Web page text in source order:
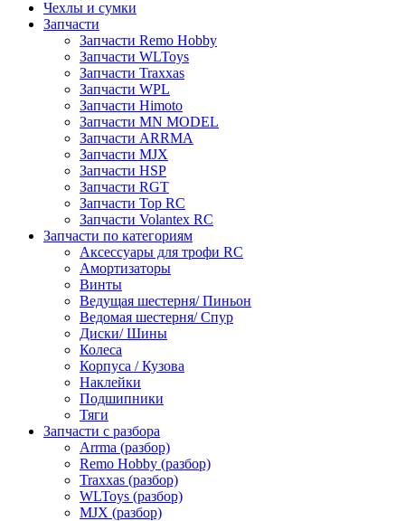
Чехлы и сумки
Запчасти
Запчасти Remo Hobby
Запчасти WLToys
Запчасти Traxxas
Запчасти WPL
Запчасти Himoto
Запчасти MN MODEL
Запчасти ARRMA
Запчасти MJX
Запчасти HSP
Запчасти RGT
Запчасти Top RC
Запчасти Volantex RC
Запчасти по категориям
Аксессуары для трофи RC
Амортизаторы
Винты
Ведущая шестерня/ Пиньон
Ведомая шестерня/ Спур
Диски/ Шины
Колеса
Корпуса / Кузова
Наклейки
Подшипники
Тяги
Запчасти с разбора
Arrma (разбор)
Remo Hobby (разбор)
Traxxas (разбор)
WLToys (разбор)
MJX (разбор)